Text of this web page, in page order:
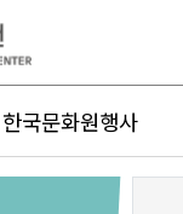
한국문화원행사